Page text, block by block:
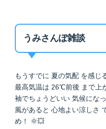
うみさんぽ雑談
もうすでに 夏の気配 を感じ
最高気温は 26℃前後 まで上
袖でちょうどいい 気候にな
風があると 心地よい涼しさ
め！ 🌞💥